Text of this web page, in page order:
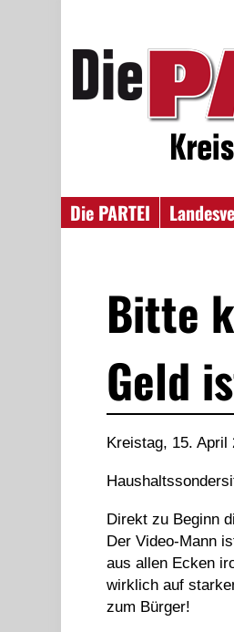
Die PARTEI
Bitte
Geld
Kreistag, 15. April
Direkt zu Beginn
Der Video-Mann
aus allen Ecken
wirklich auf
zum Bürger!